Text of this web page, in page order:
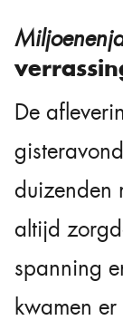
De
duizenden
altijd
spanning
kwamen